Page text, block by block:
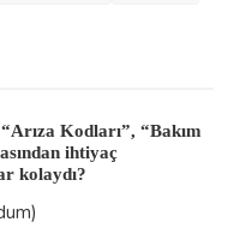
Kodları”, “Bakım
ihtiyaç
kolaydı?